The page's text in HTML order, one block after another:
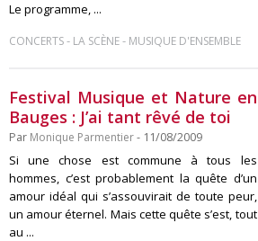
Le programme, ...
CONCERTS- LA SCÈNE- MUSIQUE D'ENSEMBLE
Festival Musique et Nature en
Bauges : J’ai tant rêvé de toi
Par Monique Parmentier- 11/08/2009
Si une chose est commune à tous les
hommes, c’est probablement la quête d’un
amour idéal qui s’assouvirait de toute peur,
un amour éternel. Mais cette quête s’est, tout
au ...